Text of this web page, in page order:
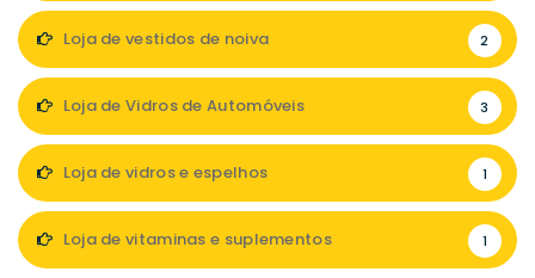
Loja de vestidos de noiva 2
Loja de Vidros de Automóveis 3
Loja de vidros e espelhos 1
Loja de vitaminas e suplementos 1